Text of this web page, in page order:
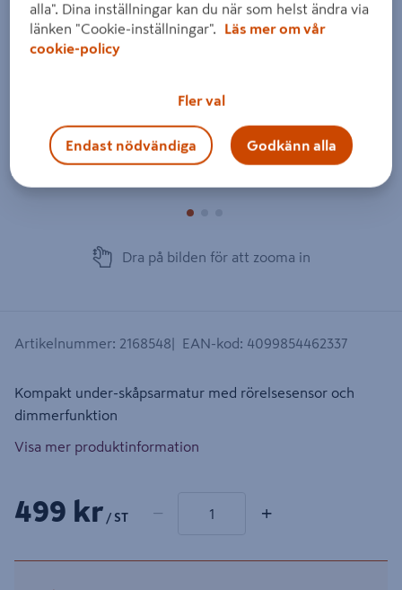
Dra på bilden för att zooma in
Artikelnummer: 2168548 EAN-kod: 4099854462337
Kompakt under-skåpsarmatur med rörelsesensor och
dimmerfunktion
Visa mer produktinformation
499 kr / ST − +
alla". Dina inställningar kan du när som helst ändra via
länken "Cookie-inställningar".
Läs mer om vår
cookie-policy
Fler val
Endast nödvändiga Godkänn alla